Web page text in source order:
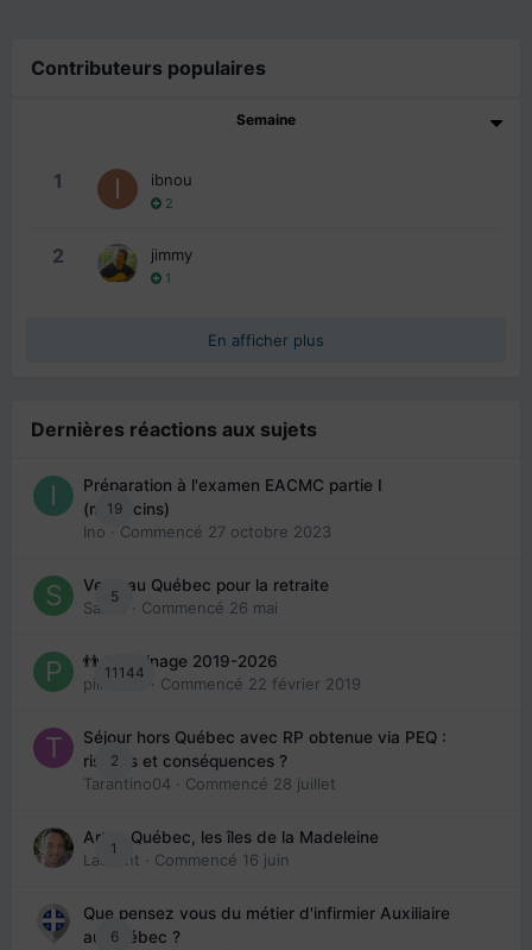
Contributeurs populaires
Semaine
1 ibnou
2
2 jimmy
1
En afficher plus
Dernières réactions aux sujets
19
Préparation à l'examen EACMC partie I
(médecins)
Ino · Commencé 27 octobre 2023
5
Venir au Québec pour la retraite
Sab74
· Commencé 26 mai
11144
👬 Parrainage 2019-2026
piinoush · Commencé 22 février 2019
2
Séjour hors Québec avec RP obtenue via PEQ :
risques et conséquences ?
Tarantino04 · Commencé 28 juillet
1
Arte : Québec, les îles de la Madeleine
Laurent · Commencé 16 juin
6
Que pensez vous du métier d'infirmier Auxiliaire
au Québec ?